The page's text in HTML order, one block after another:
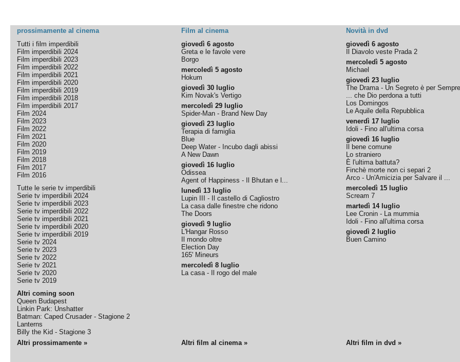
prossimamente al cinema Film al cinema Novità in dvd
Tutti i film imperdibili
Film imperdibili 2024
Film imperdibili 2023
Film imperdibili 2022
Film imperdibili 2021
Film imperdibili 2020
Film imperdibili 2019
Film imperdibili 2018
Film imperdibili 2017
Film 2024
Film 2023
Film 2022
Film 2021
Film 2020
Film 2019
Film 2018
Film 2017
Film 2016
Tutte le serie tv imperdibili
Serie tv imperdibili 2024
Serie tv imperdibili 2023
Serie tv imperdibili 2022
Serie tv imperdibili 2021
Serie tv imperdibili 2020
Serie tv imperdibili 2019
Serie tv 2024
Serie tv 2023
Serie tv 2022
Serie tv 2021
Serie tv 2020
Serie tv 2019
Altri coming soon
Queen Budapest
Linkin Park: Unshatter
Batman: Caped Crusader - Stagione 2
Lanterns
Billy the Kid - Stagione 3
giovedì 6 agosto
Greta e le favole vere
Borgo
mercoledì 5 agosto
Hokum
giovedì 30 luglio
Kim Novak's Vertigo
mercoledì 29 luglio
Spider-Man - Brand New Day
giovedì 23 luglio
Terapia di famiglia
Blue
Deep Water - Incubo dagli abissi
A New Dawn
giovedì 16 luglio
Odissea
Agent of Happiness - Il Bhutan e l...
lunedì 13 luglio
Lupin III - Il castello di Cagliostro
La casa dalle finestre che ridono
The Doors
giovedì 9 luglio
L'Hangar Rosso
Il mondo oltre
Election Day
165' Mineurs
mercoledì 8 luglio
La casa - Il rogo del male
giovedì 6 agosto
Il Diavolo veste Prada 2
mercoledì 5 agosto
Michael
giovedì 23 luglio
The Drama - Un Segreto è per Sempre
... che Dio perdona a tutti
Los Domingos
Le Aquile della Repubblica
venerdì 17 luglio
Idoli - Fino all'ultima corsa
giovedì 16 luglio
Il bene comune
Lo straniero
È l'ultima battuta?
Finchè morte non ci separi 2
Arco - Un'Amicizia per Salvare il ...
mercoledì 15 luglio
Scream 7
martedì 14 luglio
Lee Cronin - La mummia
Idoli - Fino all'ultima corsa
giovedì 2 luglio
Buen Camino
Altri prossimamente » Altri film al cinema » Altri film in dvd »